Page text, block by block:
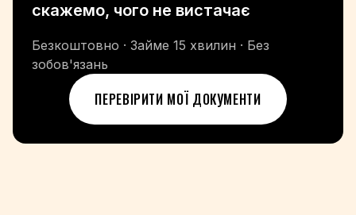
скажемо, чого не вистачає
Безкоштовно · Займе 15 хвилин · Без
зобов'язань
ПЕРЕВІРИТИ МОЇ ДОКУМЕНТИ